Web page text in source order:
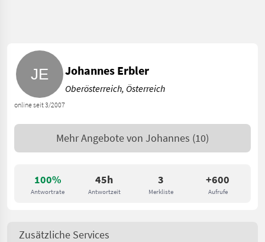
100%
Antwortrate
45h
Antwortzeit
3
Merkliste
+600
Aufrufe
online seit 3/2007
Johannes Erbler
Oberösterreich, Österreich
Mehr Angebote von Johannes (10)
Zusätzliche Services